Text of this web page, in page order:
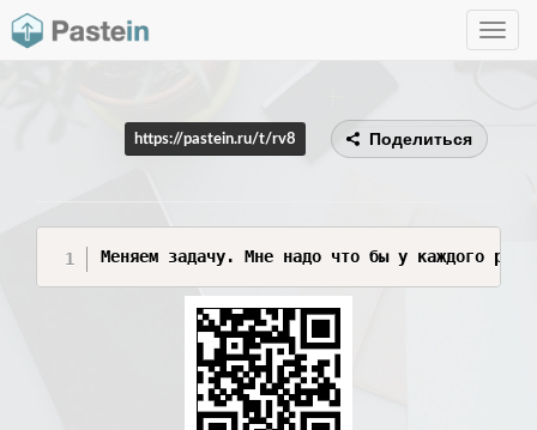
Toggle
https://pastein.ru/t/rv8 Поделиться
Меняем задачу. Мне надо что бы у каждого